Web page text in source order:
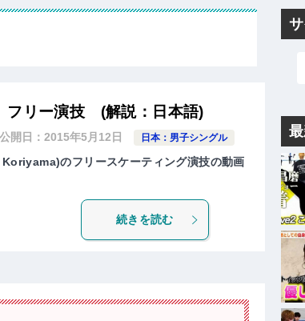
リー演技 (解説：日本語)
公開日：2015年5月12日 日本：男子シングル
のフリースケーティング演技の動画
続きを読む